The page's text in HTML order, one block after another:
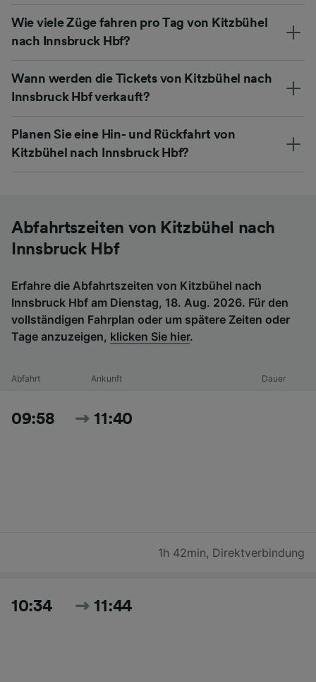
Wie viele Züge fahren pro Tag von Kitzbühel
nach Innsbruck Hbf?
Wann werden die Tickets von Kitzbühel nach
Innsbruck Hbf verkauft?
Planen Sie eine Hin- und Rückfahrt von
Kitzbühel nach Innsbruck Hbf?
Abfahrtszeiten von Kitzbühel nach
Innsbruck Hbf
Erfahre die Abfahrtszeiten von Kitzbühel nach
Innsbruck Hbf am Dienstag, 18. Aug. 2026. Für den
vollständigen Fahrplan oder um spätere Zeiten oder
Tage anzuzeigen, klicken Sie hier.
Abfahrt Ankunft Dauer
09:58 11:40
1h 42min, Direktverbindung
10:34 11:44